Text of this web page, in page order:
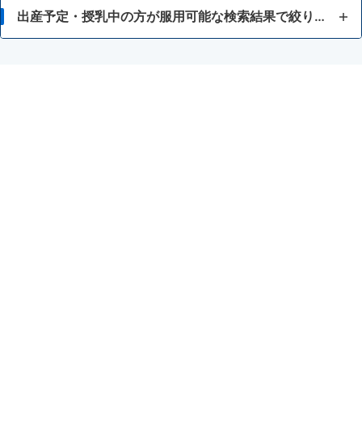
貧血
冷え
体力が充実している方 出産予定・授乳中の方が服用可能な検索結果で絞り込む